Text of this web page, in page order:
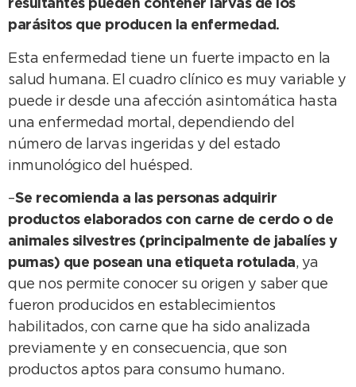
resultantes pueden contener larvas de los
parásitos que producen la enfermedad.
Esta enfermedad tiene un fuerte impacto en la
salud humana. El cuadro clínico es muy variable y
puede ir desde una afección asintomática hasta
una enfermedad mortal, dependiendo del
número de larvas ingeridas y del estado
inmunológico del huésped.
–Se recomienda a las personas adquirir
productos elaborados con carne de cerdo o de
animales silvestres (principalmente de jabalíes y
pumas) que posean una etiqueta rotulada, ya
que nos permite conocer su origen y saber que
fueron producidos en establecimientos
habilitados, con carne que ha sido analizada
previamente y en consecuencia, que son
productos aptos para consumo humano.